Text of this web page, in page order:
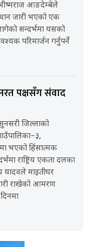
आङदेम्बेले
जारी भएको एक
सन्दर्भमा यसको
परिमार्जन गर्नुपर्ने
पक्षसँग संवाद
जिल्लाको
भएको हिंसात्मक
राष्ट्रिय एकता दलका
यादवले माइतीघर
राखेको आमरण